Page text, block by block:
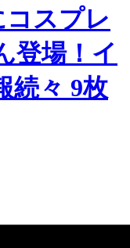
コスプレ
登場！イ
続々 9枚